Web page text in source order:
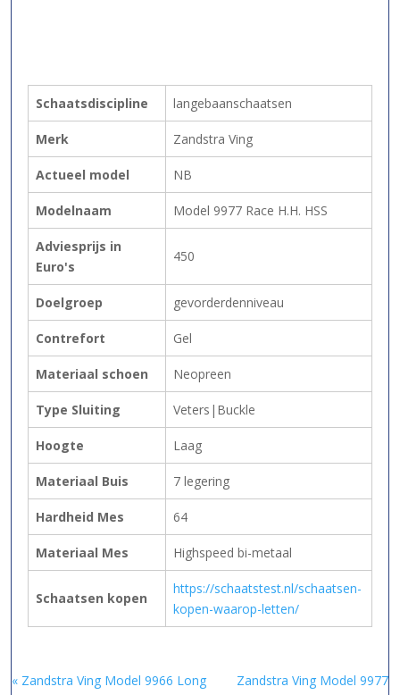
Schaatsdiscipline langebaanschaatsen
Merk Zandstra Ving
Actueel model NB
Modelnaam Model 9977 Race H.H. HSS
Adviesprijs in
Euro's
450
Doelgroep gevorderdenniveau
Contrefort Gel
Materiaal schoen Neopreen
Type Sluiting Veters|Buckle
Hoogte Laag
Materiaal Buis 7 legering
Hardheid Mes 64
Materiaal Mes Highspeed bi-metaal
Schaatsen kopen
https://schaatstest.nl/schaatsen-
kopen-waarop-letten/
« Zandstra Ving Model 9966 Long
Zandstra Ving Model 9977